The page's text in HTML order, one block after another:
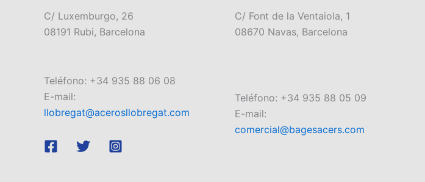
C/ Luxemburgo, 26
08191 Rubi, Barcelona
Teléfono: +34 935 88 06 08
E-mail:
llobregat@acerosllobregat.com
C/ Font de la Ventaiola, 1
08670 Navas, Barcelona
Teléfono: +34 935 88 05 09
E-mail:
comercial@bagesacers.com